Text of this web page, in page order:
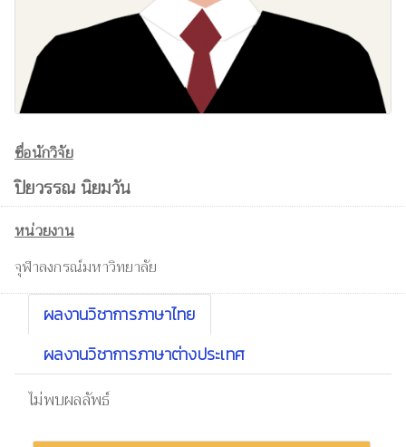
ชื่อนักวิจัย
ปิยวรรณ นิยมวัน
หน่วยงาน
จุฬาลงกรณ์มหาวิทยาลัย
ผลงานวิชาการภาษาไทย
ผลงานวิชาการภาษาต่างประเทศ
ไม่พบผลลัพธ์